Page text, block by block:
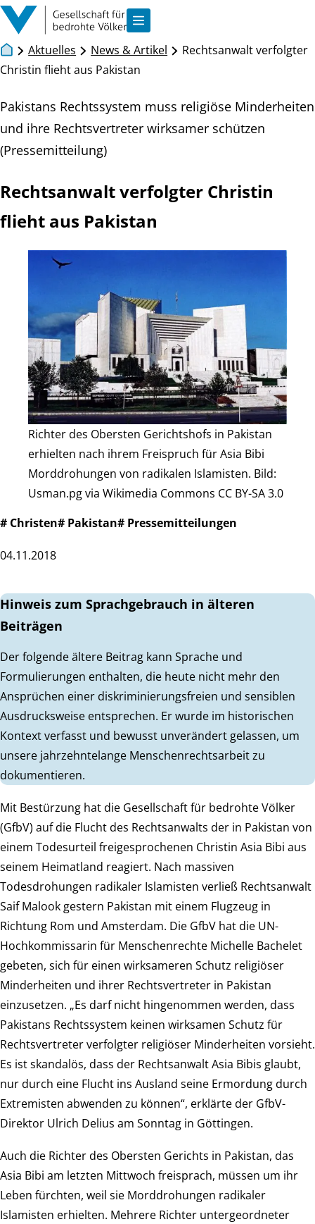
Zum Inhalt springen
Navigation anzeigen
Aktuelles
News & Artikel
Rechtsanwalt verfolgter
Christin flieht aus Pakistan
Pakistans Rechtssystem muss religiöse Minderheiten
und ihre Rechtsvertreter wirksamer schützen
(Pressemitteilung)
Rechtsanwalt verfolgter Christin
flieht aus Pakistan
Richter des Obersten Gerichtshofs in Pakistan
erhielten nach ihrem Freispruch für Asia Bibi
Morddrohungen von radikalen Islamisten. Bild:
Usman.pg via Wikimedia Commons CC BY-SA 3.0
# Christen# Pakistan# Pressemitteilungen
04.11.2018
Hinweis zum Sprachgebrauch in älteren
Beiträgen
Der folgende ältere Beitrag kann Sprache und
Formulierungen enthalten, die heute nicht mehr den
Ansprüchen einer diskriminierungsfreien und sensiblen
Ausdrucksweise entsprechen. Er wurde im historischen
Kontext verfasst und bewusst unverändert gelassen, um
unsere jahrzehntelange Menschenrechtsarbeit zu
dokumentieren.
Mit Bestürzung hat die Gesellschaft für bedrohte Völker
(GfbV) auf die Flucht des Rechtsanwalts der in Pakistan von
einem Todesurteil freigesprochenen Christin Asia Bibi aus
seinem Heimatland reagiert. Nach massiven
Todesdrohungen radikaler Islamisten verließ Rechtsanwalt
Saif Malook gestern Pakistan mit einem Flugzeug in
Richtung Rom und Amsterdam. Die GfbV hat die UN-
Hochkommissarin für Menschenrechte Michelle Bachelet
gebeten, sich für einen wirksameren Schutz religiöser
Minderheiten und ihrer Rechtsvertreter in Pakistan
einzusetzen. „Es darf nicht hingenommen werden, dass
Pakistans Rechtssystem keinen wirksamen Schutz für
Rechtsvertreter verfolgter religiöser Minderheiten vorsieht.
Es ist skandalös, dass der Rechtsanwalt Asia Bibis glaubt,
nur durch eine Flucht ins Ausland seine Ermordung durch
Extremisten abwenden zu können“, erklärte der GfbV-
Direktor Ulrich Delius am Sonntag in Göttingen.
Auch die Richter des Obersten Gerichts in Pakistan, das
Asia Bibi am letzten Mittwoch freisprach, müssen um ihr
Leben fürchten, weil sie Morddrohungen radikaler
Islamisten erhielten. Mehrere Richter untergeordneter